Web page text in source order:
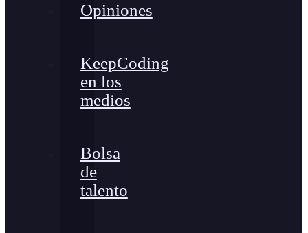
Opiniones
KeepCoding
en los
medios
Bolsa
de
talento